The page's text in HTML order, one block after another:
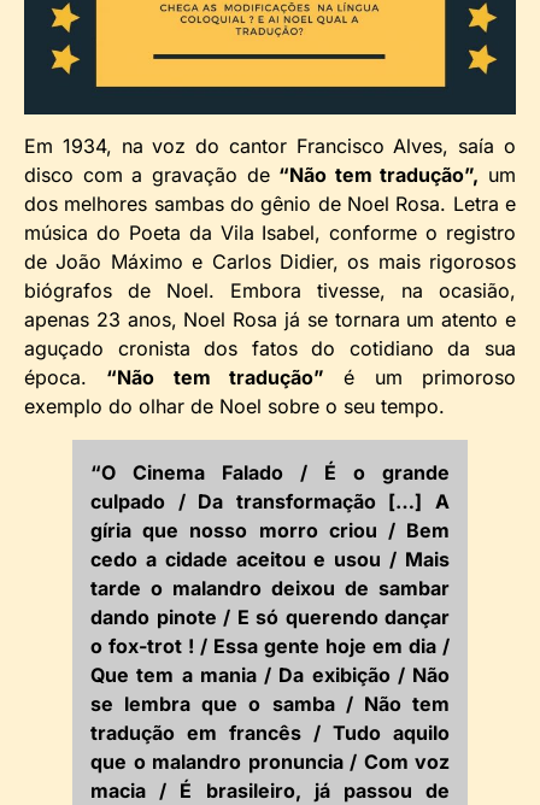
Em 1934, na voz do cantor Francisco Alves, saía o
disco com a gravação de “Não tem tradução”, um
dos melhores sambas do gênio de Noel Rosa. Letra e
música do Poeta da Vila Isabel, conforme o registro
de João Máximo e Carlos Didier, os mais rigorosos
biógrafos de Noel. Embora tivesse, na ocasião,
apenas 23 anos, Noel Rosa já se tornara um atento e
aguçado cronista dos fatos do cotidiano da sua
época. “Não tem tradução” é um primoroso
exemplo do olhar de Noel sobre o seu tempo.
“O Cinema Falado / É o grande
culpado / Da transformação […] A
gíria que nosso morro criou / Bem
cedo a cidade aceitou e usou / Mais
tarde o malandro deixou de sambar
dando pinote / E só querendo dançar
o fox-trot ! / Essa gente hoje em dia /
Que tem a mania / Da exibição / Não
se lembra que o samba / Não tem
tradução em francês / Tudo aquilo
que o malandro pronuncia / Com voz
macia / É brasileiro, já passou de